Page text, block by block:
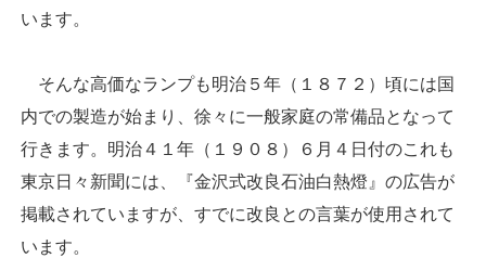
います。
そんな高価なランプも明治５年（１８７２）頃には国
内での製造が始まり、徐々に一般家庭の常備品となって
行きます。明治４１年（１９０８）６月４日付のこれも
東京日々新聞には、『金沢式改良石油白熱燈』の広告が
掲載されていますが、すでに改良との言葉が使用されて
います。